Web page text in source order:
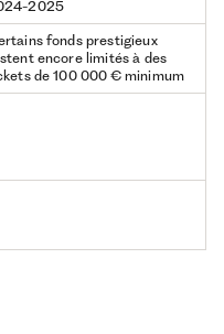
2025
fonds prestigieux
encore limités à des
de 100 000 € minimum